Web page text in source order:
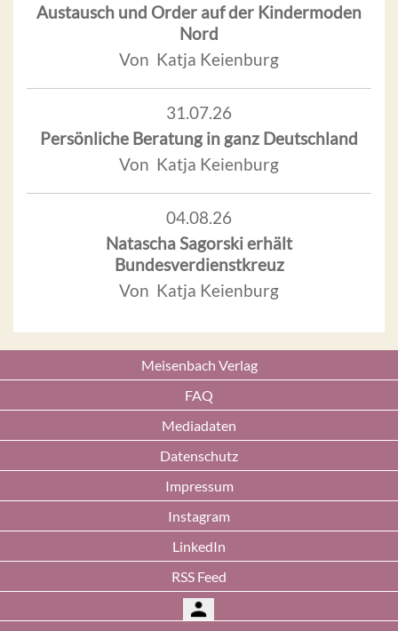
Austausch und Order auf der Kindermoden
Nord
Von Katja Keienburg
31.07.26
Persönliche Beratung in ganz Deutschland
Von Katja Keienburg
04.08.26
Natascha Sagorski erhält
Bundesverdienstkreuz
Von Katja Keienburg
Meisenbach Verlag
FAQ
Mediadaten
Datenschutz
Impressum
Instagram
LinkedIn
RSS Feed